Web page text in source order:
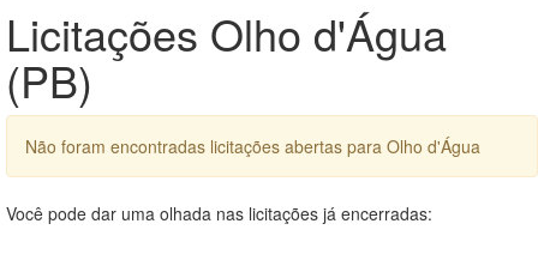
Licitações Olho d'Água
(PB)
Não foram encontradas licitações abertas para Olho d'Água
Você pode dar uma olhada nas licitações já encerradas: